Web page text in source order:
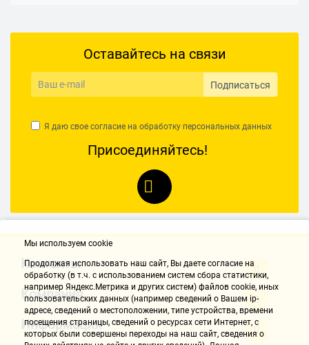
Оставайтесь на связи
Подписаться
Я даю свое согласие на обработку персональных данных
Присоединяйтесь!
Контакты
Компания
Информация
Мы используем cookie
Продолжая использовать наш cайт, Вы даете согласие на
обработку (в т.ч. с использованием систем сбора статистики,
например Яндекс.Метрика и других систем) файлов cookie, иных
пользовательских данных (например сведений о Вашем ip-
адресе, сведений о местоположении, типе устройства, времени
посещения страницы, сведений о ресурсах сети Интернет, с
которых были совершены переходы на наш сайт, сведения о